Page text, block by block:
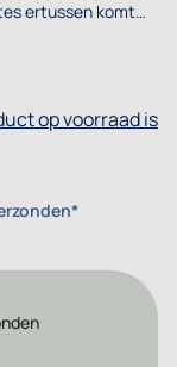
ertussen komt
vormt.
op voorraad is